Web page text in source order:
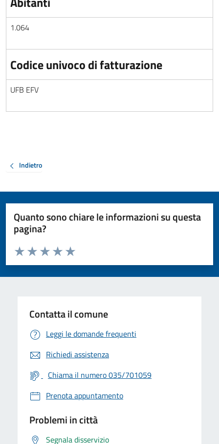
1.064
Codice univoco di fatturazione
UFB EFV
Indietro
Quanto sono chiare le informazioni su questa
pagina?
Valuta da 1 a 5 stelle la pagina
Valuta 5 stelle su 5
Valuta 4 stelle su 5
Valuta 3 stelle su 5
Valuta 2 stelle su 5
Valuta 1 stelle su 5
Contatta il comune
Leggi le domande frequenti
Richiedi assistenza
Chiama il numero 035/701059
Prenota appuntamento
Problemi in città
Segnala disservizio